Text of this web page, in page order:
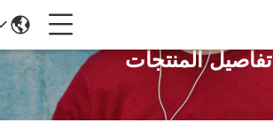
تفاصيل المنتجات